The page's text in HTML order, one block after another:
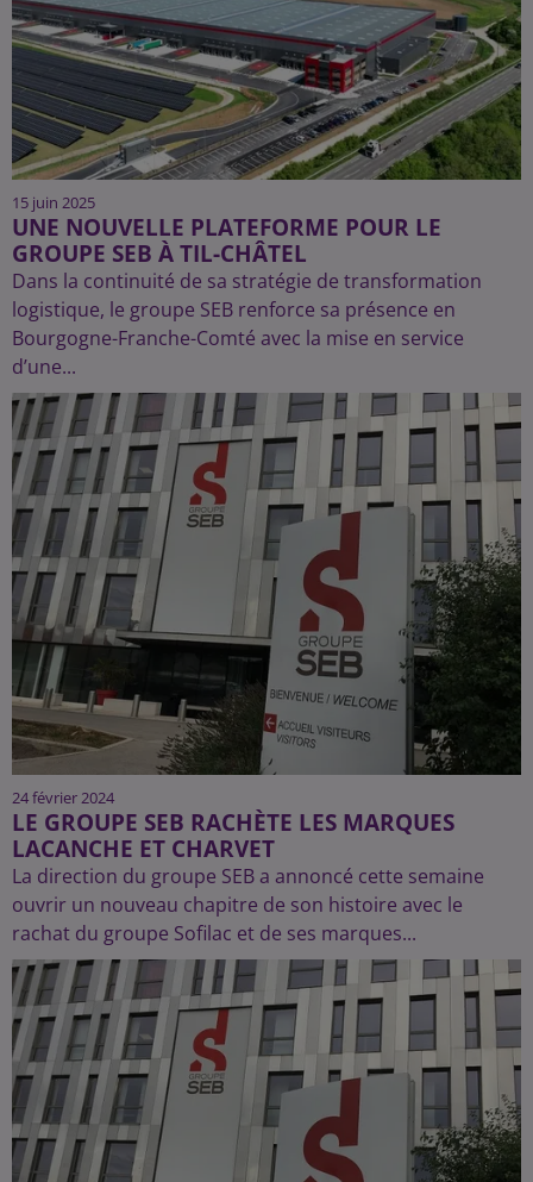
15 juin 2025
UNE NOUVELLE PLATEFORME POUR LE
GROUPE SEB À TIL-CHÂTEL
Dans la continuité de sa stratégie de transformation
logistique, le groupe SEB renforce sa présence en
Bourgogne-Franche-Comté avec la mise en service
d’une...
24 février 2024
LE GROUPE SEB RACHÈTE LES MARQUES
LACANCHE ET CHARVET
La direction du groupe SEB a annoncé cette semaine
ouvrir un nouveau chapitre de son histoire avec le
rachat du groupe Sofilac et de ses marques...